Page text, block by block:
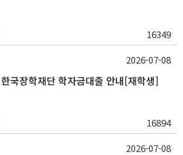
16349
국장학재단 학자금대출 안내[재학생]
16894
2026-07-08
2026-07-08